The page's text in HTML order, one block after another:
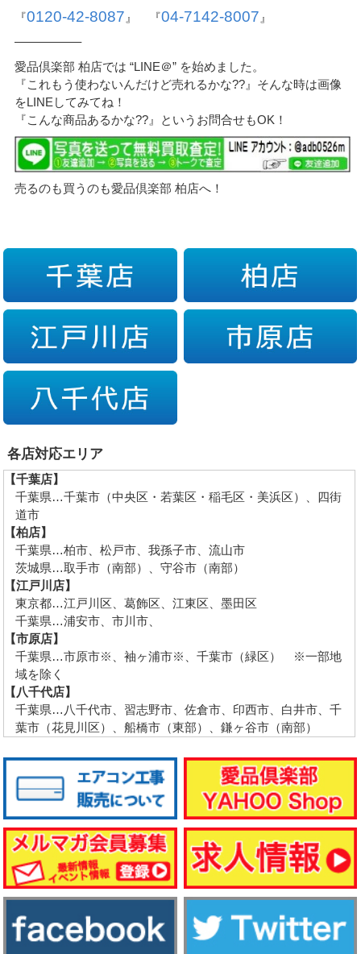
『0120-42-8087 』 『04-7142-8007 』
—————–
愛品倶楽部 柏店では “LINE＠” を始めました。
『これもう使わないんだけど売れるかな??』そんな時は画像
をLINEしてみてね！
『こんな商品あるかな??』というお問合せもOK！
売るのも買うのも愛品倶楽部 柏店へ！
各店対応エリア
【千葉店】
千葉県…千葉市（中央区・若葉区・稲毛区・美浜区）、四街
道市
【柏店】
千葉県…柏市、松戸市、我孫子市、流山市
茨城県…取手市（南部）、守谷市（南部）
【江戸川店】
東京都…江戸川区、葛飾区、江東区、墨田区
千葉県…浦安市、市川市、
【市原店】
千葉県…市原市※、袖ヶ浦市※、千葉市（緑区） ※一部地
域を除く
【八千代店】
千葉県…八千代市、習志野市、佐倉市、印西市、白井市、千
葉市（花見川区）、船橋市（東部）、鎌ヶ谷市（南部）